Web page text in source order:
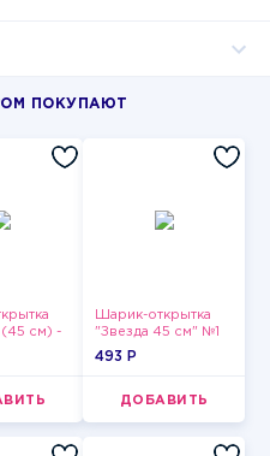
ПОКУПАЮТ
см) -
Шарик-открытка
"Звезда 45 см" №1
493 P
ДОБАВИТЬ